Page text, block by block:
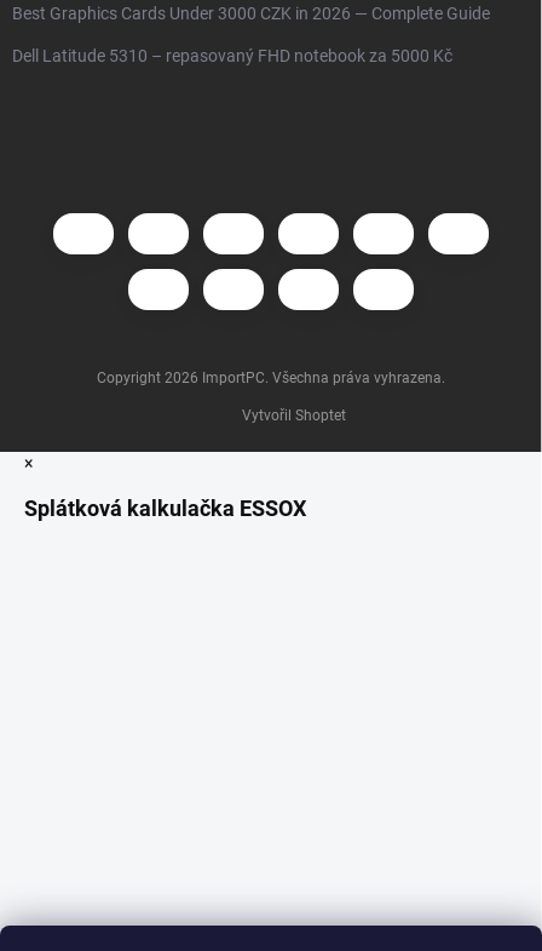
Best Graphics Cards Under 3000 CZK in 2026 — Complete Guide
Dell Latitude 5310 – repasovaný FHD notebook za 5000 Kč
Vytvořil Shoptet
Copyright 2026 ImportPC. Všechna práva vyhrazena.
×
Splátková kalkulačka ESSOX